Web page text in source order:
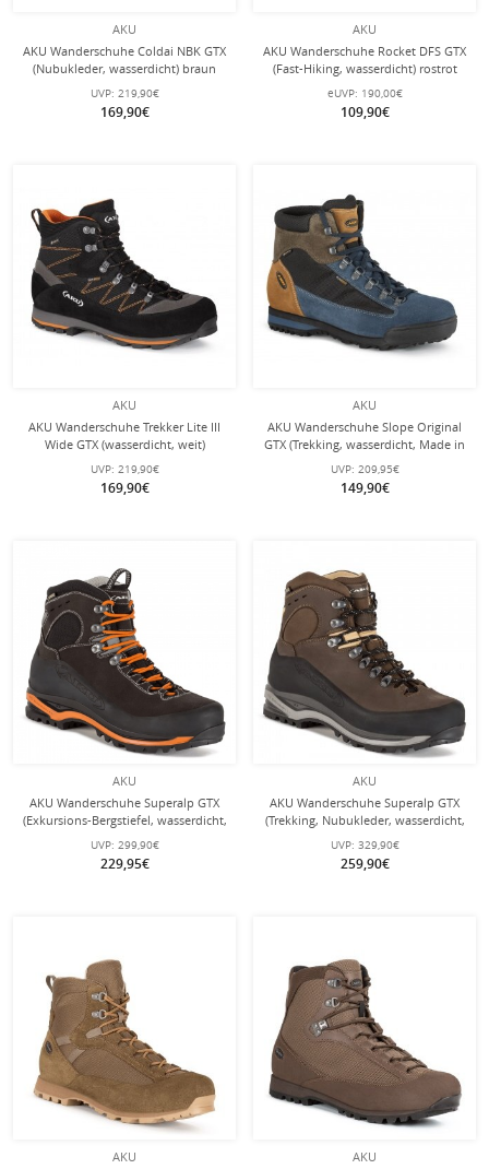
AKU
AKU Wanderschuhe Coldai NBK GTX
(Nubukleder, wasserdicht) braun
Herren
UVP: 219,90€
169,90€
AKU
AKU Wanderschuhe Rocket DFS GTX
(Fast-Hiking, wasserdicht) rostrot
Herren
eUVP: 190,00€
109,90€
AKU
AKU Wanderschuhe Trekker Lite III
Wide GTX (wasserdicht, weit)
schwarz/orange Herren
UVP: 219,90€
169,90€
AKU
AKU Wanderschuhe Slope Original
GTX (Trekking, wasserdicht, Made in
Italy) anthrazitgrau/blau Herren
UVP: 209,95€
149,90€
AKU
AKU Wanderschuhe Superalp GTX
(Exkursions-Bergstiefel, wasserdicht,
Made in Italy) anthrazit/orange
Herren
UVP: 299,90€
229,95€
AKU
AKU Wanderschuhe Superalp GTX
(Trekking, Nubukleder, wasserdicht,
Made in Italy) braun Herren
UVP: 329,90€
259,90€
AKU
AKU